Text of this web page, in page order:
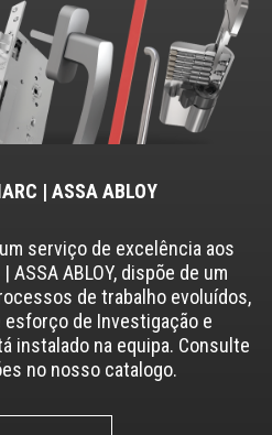
| ASSA ABLOY
serviço de excelência aos
ASSA ABLOY, dispõe de um
de trabalho evoluídos,
esforço de Investigação e
instalado na equipa. Consulte
no nosso catalogo.